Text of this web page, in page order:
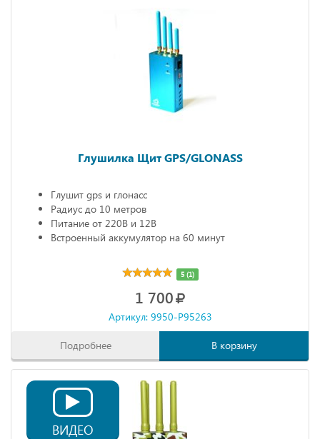
Глушилка Щит GPS/GLONASS
Глушит gps и глонасс
Радиус до 10 метров
Питание от 220В и 12В
Встроенный аккумулятор на 60 минут
5 (1)
1 700
Артикул: 9950-P95263
Подробнее В корзину
ВИДЕО